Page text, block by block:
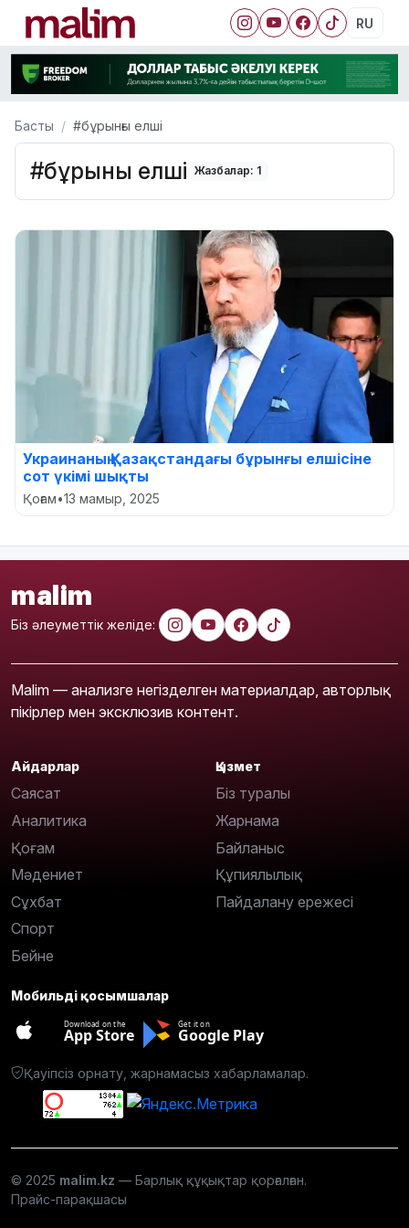
RU
Басты #бұрынғы елші
#бұрынғы елші Жазбалар: 1
Украина­ның Қазақстандағы бұрынғы елшісіне
сот үкімі шықты
Қоғам•13 мамыр, 2025
malim
Біз әлеуметтік желіде:
Malim — анализге негізделген материалдар, авторлық
пікірлер мен эксклюзив контент.
Айдарлар
Саясат
Аналитика
Қоғам
Мәдениет
Сұхбат
Спорт
Бейне
Қызмет
Біз туралы
Жарнама
Байланыс
Құпиялылық
Пайдалану ережесі
Мобильді қосымшалар
Download on the
App Store
Get it on
Google Play
Қауіпсіз орнату, жарнамасыз хабарламалар.
© 2025 malim.kz — Барлық құқықтар қорғалған.
Прайс-парақшасы